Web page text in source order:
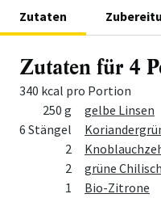
Zutaten
Zutaten für 4
340 kcal pro Portion
MengeZutat
250 g
gelbe Linsen
6 Stängel
2
2
grüne
1
Bio-Zitrone